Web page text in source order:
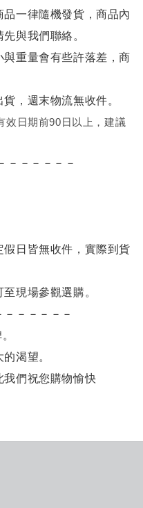
品一律隨機發貨，商品內
與我們聯絡。
與重量會有些許落差，商
，週末物流無收件。
效日期前90日以上，建議
－－－－－－
假日皆無收件，實際到貨
現場參觀選購。
－－－－－
渴望。
我們祝您購物愉快